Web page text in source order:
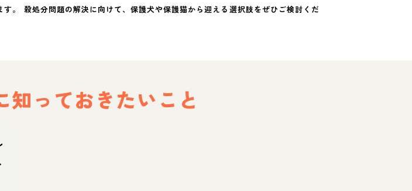
。 殺処分問題の解決に向けて、保護犬や保護猫から迎える選択肢をぜひご検討くだ
知っておきたいこと